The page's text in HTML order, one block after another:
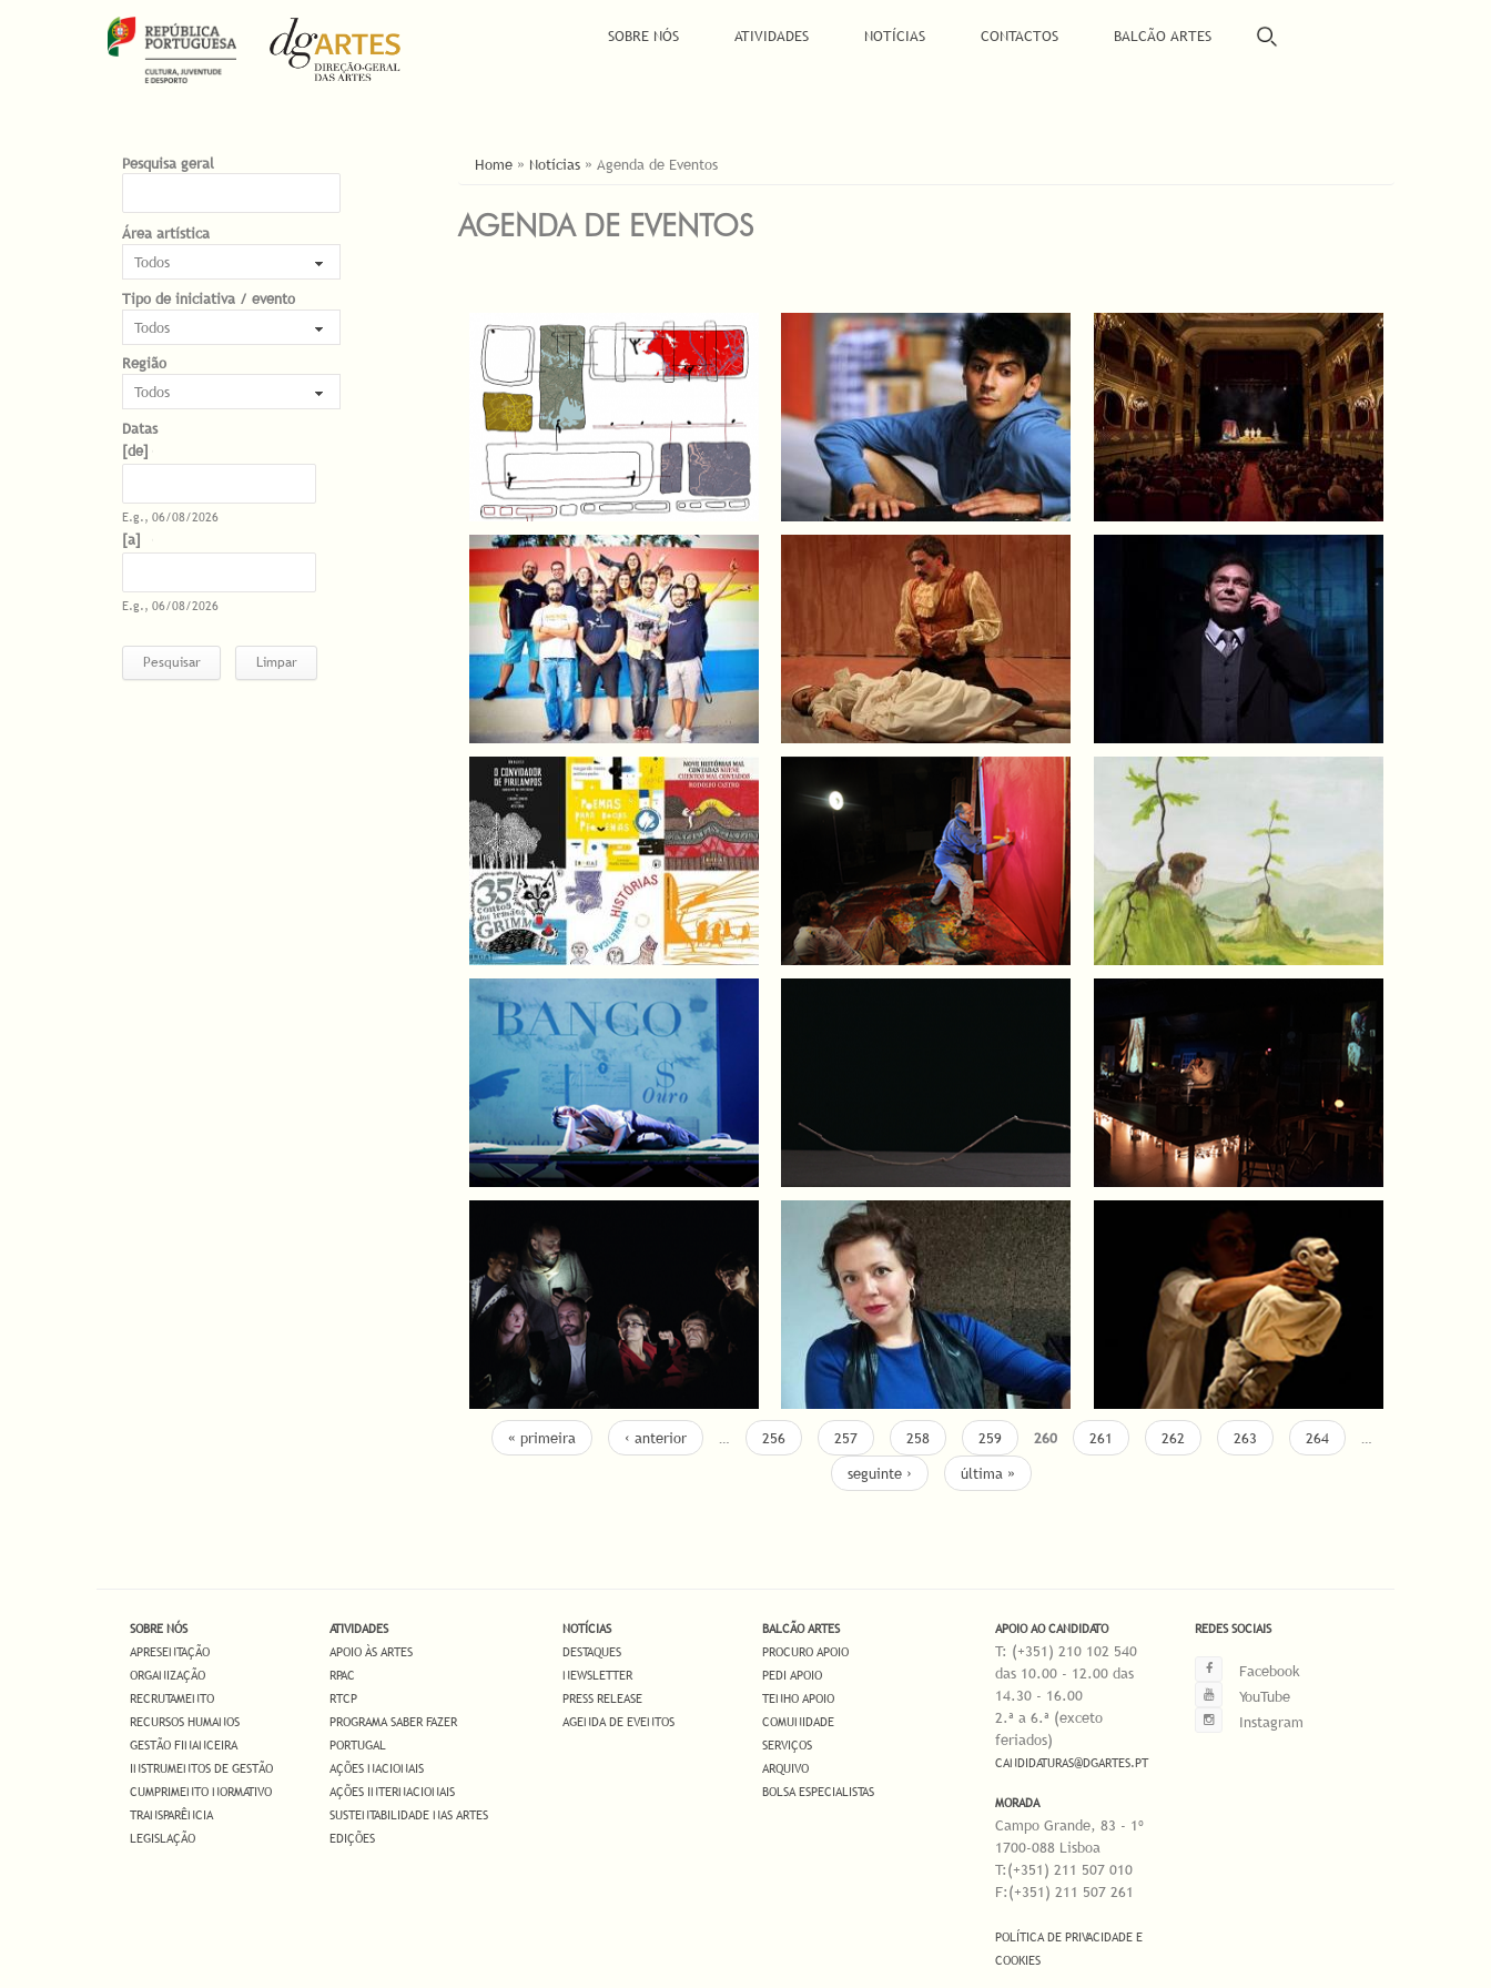
SOBRE NÓS ATIVIDADES NOTÍCIAS CONTACTOS BALCÃO ARTES
Pesquisa geral
Área artística
Tipo de iniciativa / evento
Região
Datas
Datas
Date
E.g., 06/08/2026
Datas
Date
E.g., 06/08/2026
ESTÁ AQUI
Home » Notícias » Agenda de Eventos
AGENDA DE EVENTOS
PÁGINAS
« primeira ‹ anterior … 256 257 258 259 260 261 262 263 264
…
seguinte ›
última »
SOBRE NÓS
APRESENTAÇÃO
ORGANIZAÇÃO
RECRUTAMENTO
RECURSOS HUMANOS
GESTÃO FINANCEIRA
INSTRUMENTOS DE GESTÃO
CUMPRIMENTO NORMATIVO
TRANSPARÊNCIA
LEGISLAÇÃO
ATIVIDADES
APOIO ÀS ARTES
RPAC
RTCP
PROGRAMA SABER FAZER
PORTUGAL
AÇÕES NACIONAIS
AÇÕES INTERNACIONAIS
SUSTENTABILIDADE NAS ARTES
EDIÇÕES
NOTÍCIAS
DESTAQUES
NEWSLETTER
PRESS RELEASE
AGENDA DE EVENTOS
BALCÃO ARTES
PROCURO APOIO
PEDI APOIO
TENHO APOIO
COMUNIDADE
SERVIÇOS
ARQUIVO
BOLSA ESPECIALISTAS
APOIO AO CANDIDATO
T: (+351) 210 102 540
das 10.00 - 12.00 das
14.30 - 16.00
2.ª a 6.ª (exceto
feriados)
CANDIDATURAS@DGARTES.PT
MORADA
Campo Grande, 83 - 1º
1700-088 Lisboa
T:(+351) 211 507 010
F:(+351) 211 507 261
POLÍTICA DE PRIVACIDADE E
COOKIES
REDES SOCIAIS
Facebook
YouTube
Instagram